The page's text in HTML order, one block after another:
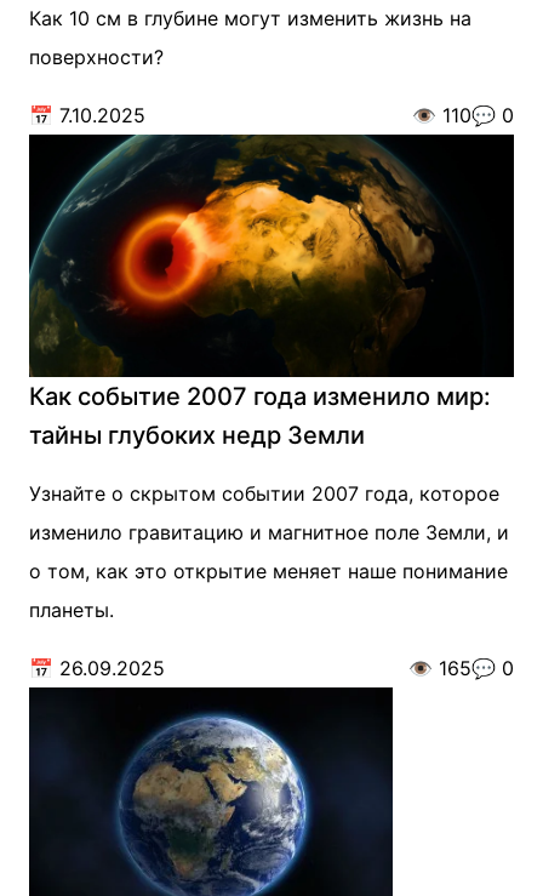
Как 10 см в глубине могут изменить жизнь на
поверхности?
📅 7.10.2025 👁️ 110💬 0
Как событие 2007 года изменило мир:
тайны глубоких недр Земли
Узнайте о скрытом событии 2007 года, которое
изменило гравитацию и магнитное поле Земли, и
о том, как это открытие меняет наше понимание
планеты.
📅 26.09.2025 👁️ 165💬 0